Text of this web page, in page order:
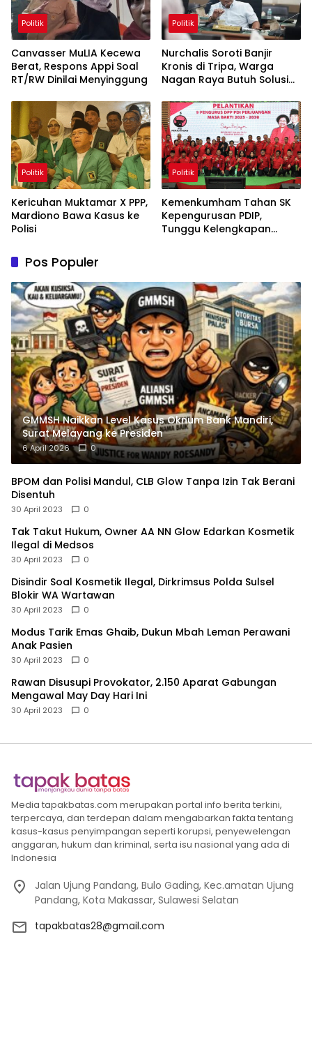
Politik
Canvasser MuLIA Kecewa
Berat, Respons Appi Soal
RT/RW Dinilai Menyinggung
Politik
Nurchalis Soroti Banjir
Kronis di Tripa, Warga
Nagan Raya Butuh Solusi
Politik
Kericuhan Muktamar X PPP,
Mardiono Bawa Kasus ke
Polisi
Politik
Kemenkumham Tahan SK
Kepengurusan PDIP,
Tunggu Kelengkapan
Pos Populer
GMMSH Naikkan Level Kasus Oknum Bank Mandiri,
Surat Melayang ke Presiden
6 April 2026 0
BPOM dan Polisi Mandul, CLB Glow Tanpa Izin Tak Berani
Disentuh
30 April 2023 0
Tak Takut Hukum, Owner AA NN Glow Edarkan Kosmetik
Ilegal di Medsos
30 April 2023 0
Disindir Soal Kosmetik Ilegal, Dirkrimsus Polda Sulsel
Blokir WA Wartawan
30 April 2023 0
Modus Tarik Emas Ghaib, Dukun Mbah Leman Perawani
Anak Pasien
30 April 2023 0
Rawan Disusupi Provokator, 2.150 Aparat Gabungan
Mengawal May Day Hari Ini
30 April 2023 0
Media tapakbatas.com merupakan portal info berita terkini,
terpercaya, dan terdepan dalam mengabarkan fakta tentang
kasus-kasus penyimpangan seperti korupsi, penyewelengan
anggaran, hukum dan kriminal, serta isu nasional yang ada di
Indonesia
Jalan Ujung Pandang, Bulo Gading, Kec.amatan Ujung
Pandang, Kota Makassar, Sulawesi Selatan
tapakbatas28@gmail.com